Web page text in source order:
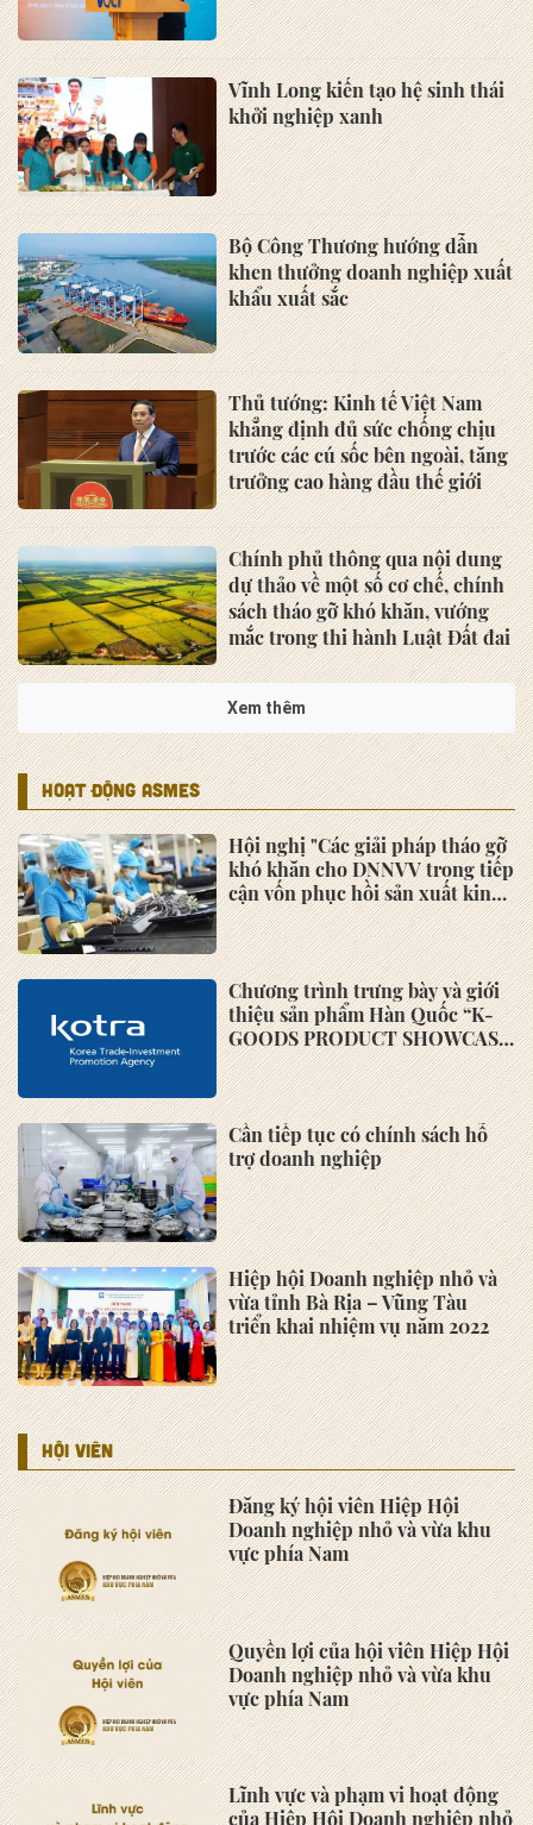
Vĩnh Long kiến tạo hệ sinh thái
khởi nghiệp xanh
Bộ Công Thương hướng dẫn
khen thưởng doanh nghiệp xuất
khẩu xuất sắc
Thủ tướng: Kinh tế Việt Nam
khẳng định đủ sức chống chịu
trước các cú sốc bên ngoài, tăng
trưởng cao hàng đầu thế giới
Chính phủ thông qua nội dung
dự thảo về một số cơ chế, chính
sách tháo gỡ khó khăn, vướng
mắc trong thi hành Luật Đất đai
Điều kiện cấp Giấy chứng nhận
doanh nghiệp khoa học và công
nghệ
Phiên họp Ban Chấp hành về
việc góp ý, xây dựng Dự thảo
Quy chế các Ban chuyên môn
trực thuộc Hiệp hội Doanh
nghiệp nhỏ và vừa khu vực phía
Nam
Khảo sát Cơ chế Tự chứng nhận
xuất xứ toàn ASEAN (AWSC) -
do Trung tâm Thương mại Quốc
tế (ITC) phối hợp cùng Ban Thư
ký ASEAN (ASEC) triển khai
Thư chúc mừng kỷ niệm Ngày
Doanh nhân Việt Nam 13-10 của
Chủ tịch Hiệp hội Doanh
nghiệp nhỏ và vừa khu vực phía
Nam
Hiệp hội Thương mại Quốc tế
Malaysia mong muốn tìm kiếm
đối tác trong ASMES
ASMES tiếp đoàn GAMA Hàn
Quốc: Cơ hội hợp tác trong
ngành công nghiệp phụ trợ xe ô
tô
Hội thảo "Một số vấn đề trong
thực thi bảo hộ quyền sở hữu trí
tuệ" ngày 10/10/2025 tại Khách
sạn Sheraton Saigon Grand